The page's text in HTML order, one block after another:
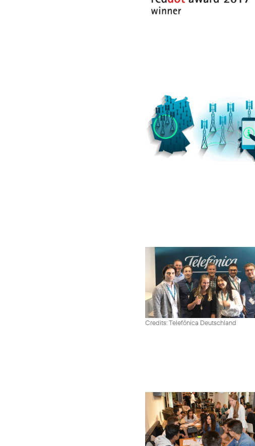
Credits: Telefónica Deutschland